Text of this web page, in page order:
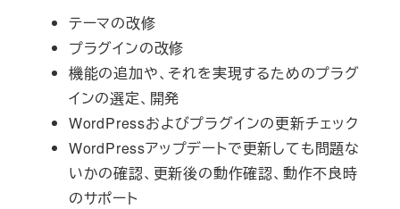
テーマの改修
プラグインの改修
機能の追加や、それを実現するためのプラグ
インの選定、開発
WordPressおよびプラグインの更新チェック
WordPressアップデートで更新しても問題な
いかの確認、更新後の動作確認、動作不良時
のサポート